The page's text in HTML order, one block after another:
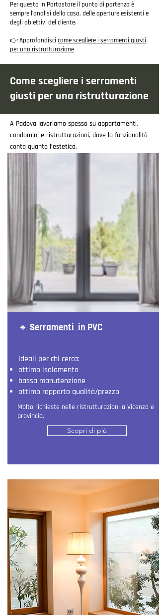
Per questo in Portastore il punto di partenza è
sempre l’analisi della casa, delle aperture esistenti e
degli obiettivi del cliente.
👉 Approfondisci come scegliere i serramenti giusti
per una ristrutturazione
Come scegliere i serramenti
giusti per una ristrutturazione
A Padova lavoriamo spesso su appartamenti,
condomini e ristrutturazioni, dove la funzionalità
conta quanto l’estetica.
🔹 Serramenti in PVC
Ideali per chi cerca:
ottimo isolamento
bassa manutenzione
ottimo rapporto qualità/prezzo
Molto richieste nelle ristrutturazioni a Vicenza e
provincia.
Scopri di più